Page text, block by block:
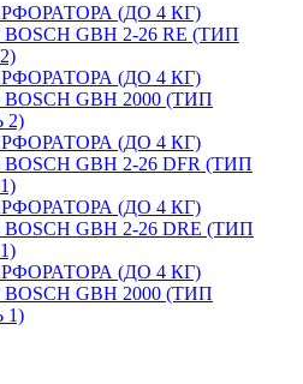
(ДО 4 КГ)
GBH 2-26 RE (ТИП
(ДО 4 КГ)
GBH 2000 (ТИП
2)
(ДО 4 КГ)
GBH 2-26 DFR (ТИП
(ДО 4 КГ)
GBH 2-26 DRE (ТИП
(ДО 4 КГ)
GBH 2000 (ТИП
1)